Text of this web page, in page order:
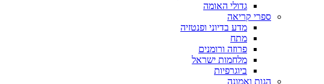
גדולי האומה
ספרי קריאה
מדע בדיוני ופנטזיה
מתח
פרוזה ורומנים
מלחמות ישראל
ביוגרפיות
הגות ואמונה